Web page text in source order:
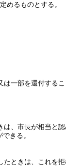
めるものとする。
一部を還付するこ
、市長が相当と
きる。
ときは、これを拒